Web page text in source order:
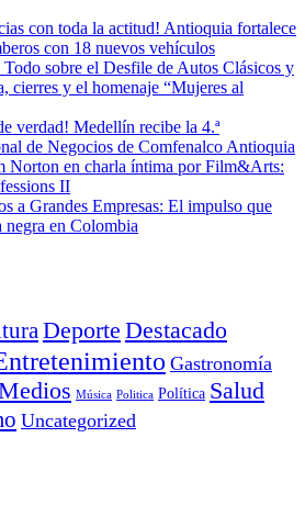
con toda la actitud! Antioquia fortalece
con 18 nuevos vehículos
sobre el Desfile de Autos Clásicos y
cierres y el homenaje “Mujeres al
verdad! Medellín recibe la 4.ª
de Negocios de Comfenalco Antioquia
Norton en charla íntima por Film&Arts:
II
a Grandes Empresas: El impulso que
negra en Colombia
Deporte Destacado
Gastronomía
Música Politica Política Salud
Uncategorized